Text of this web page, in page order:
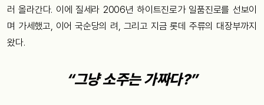
러 올라간다. 이에 질세라 2006년 하이트진로가 일품진로를 선보이
며 가세했고, 이어 국순당의 려, 그리고 지금 롯데 주류의 대장부까지
왔다.
“그냥 소주는 가짜다?”